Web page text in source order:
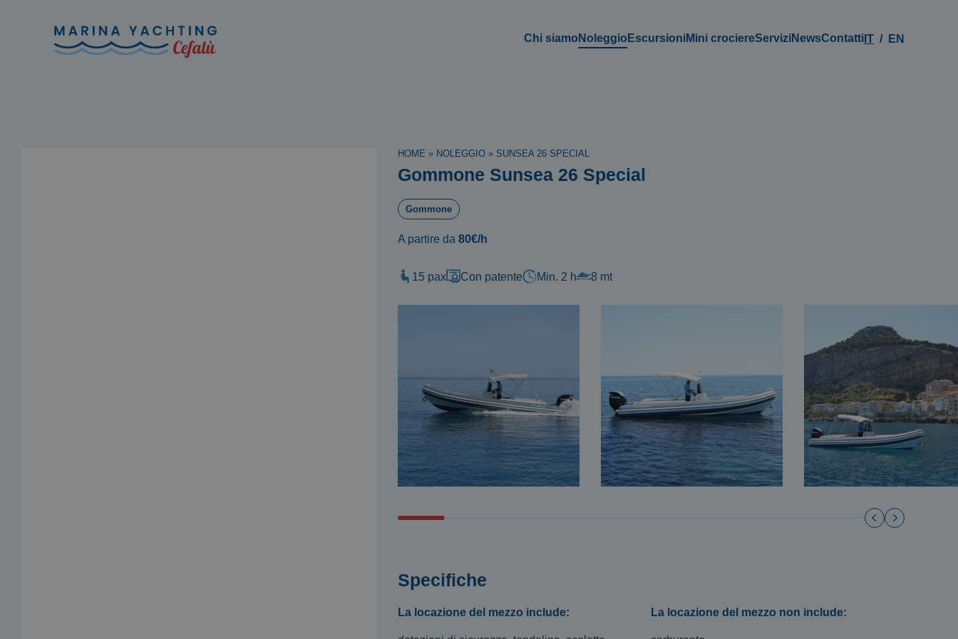
Chi siamo Noleggio EscursioniMini crociereServiziNewsContattiIT EN
HOME » NOLEGGIO» SUNSEA 26 SPECIAL
Gommone Sunsea 26 Special
Gommone
A partire da 80€/h
15 pax Con patente Min. 2 h 8 mt
Specifiche
La locazione del mezzo include: La locazione del mezzo non include: